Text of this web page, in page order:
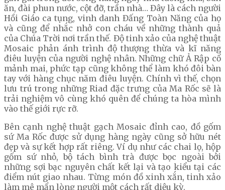
ăn, đài phun nước, cột đỡ, trần nhà… Đây là cách người
Hồi Giáo ca tụng, vinh danh Đấng Toàn Năng của họ
và cũng để nhắc nhở con cháu về những thành quả
của Chúa Trời nơi trần thế. Độ tinh xảo của nghệ thuật
Mosaic phản ánh trình độ thượng thừa và kĩ năng
điêu luyện của người nghệ nhân. Những chữ Ả Rập cổ
mảnh mai, phức tạp cũng không thể làm khó đôi bàn
tay với hàng chục năm điêu luyện. Chính vì thế, chọn
lưu trú trong những Riad đặc trưng của Ma Rốc sẽ là
trải nghiệm vô cùng khó quên để chúng ta hòa mình
vào thế giới rực rỡ.
Bên cạnh nghệ thuật gạch Mosaic đỉnh cao, đồ gốm
sứ Ma Rốc được sử dụng hàng ngày cũng sở hữu nét
đẹp và sự kết hợp rất riêng. Ví dụ như các chai lọ, hộp
gốm sứ nhỏ, bộ tách bình trà được bọc ngoài bởi
những sợi bạc nguyên chất kết lại và tạo kiểu tại các
điểm nút giao nhau. Từng món đồ xinh xắn, tinh xảo
làm mê mẩn lòng người một cách rất diệu kỳ.